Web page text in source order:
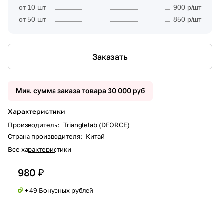
от 10 шт
900 р/шт
от 50 шт
850 р/шт
Заказать
Мин. сумма заказа товара 30 000 руб
Характеристики
Производитель: Trianglelab (DFORCE)
Страна производителя: Китай
Все характеристики
980 ₽
+ 49 Бонусных рублей